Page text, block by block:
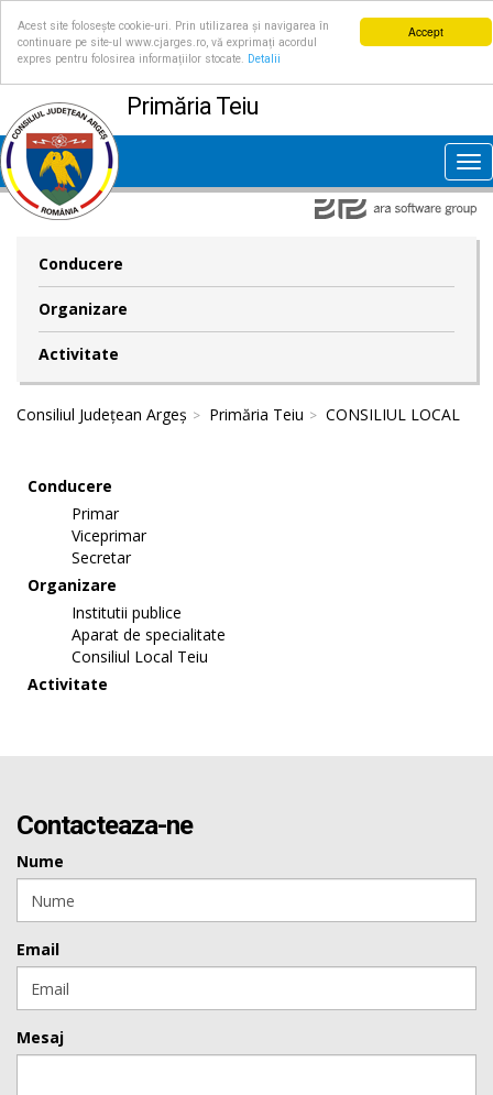
Accept
Acest site folosește cookie-uri. Prin utilizarea și navigarea în
continuare pe site-ul www.cjarges.ro, vă exprimați acordul
expres pentru folosirea informațiilor stocate.
Detalii
Primăria Teiu
Conducere
Organizare
Activitate
Consiliul Județean Argeș Primăria Teiu CONSILIUL LOCAL
Conducere
Primar
Viceprimar
Secretar
Organizare
Institutii publice
Aparat de specialitate
Consiliul Local Teiu
Activitate
Contacteaza-ne
Nume
Email
Mesaj